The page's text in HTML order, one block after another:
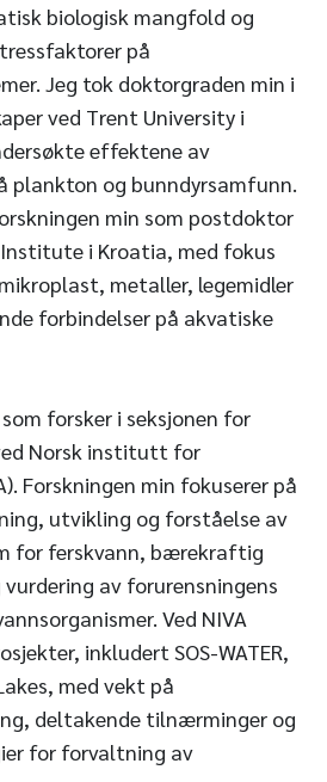
biologisk mangfold og
på
Jeg tok doktorgraden min i
ved Trent University i
effektene av
plankton og bunndyrsamfunn.
min som postdoktor
i Kroatia, med fokus
metaller, legemidler
forbindelser på akvatiske
forsker i seksjonen for
Norsk institutt for
Forskningen min fokuserer på
utvikling og forståelse av
for ferskvann, bærekraftig
av forurensningens
Ved NIVA
inkludert SOS-WATER,
med vekt på
deltakende tilnærminger og
for forvaltning av